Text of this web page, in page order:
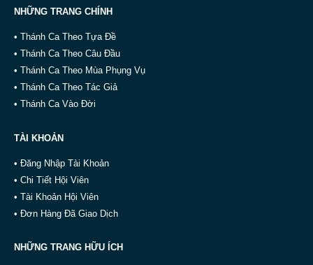
NHỮNG TRANG CHÍNH
• Thánh Ca Theo Tựa Đề
• Thánh Ca Theo Câu Đầu
• Thánh Ca Theo Mùa Phụng Vụ
• Thánh Ca Theo Tác Giả
• Thánh Ca Vào Đời
TÀI KHOẢN
• Đăng Nhập Tài Khoản
• Chi Tiết Hội Viên
• Tài Khoản Hội Viên
• Đơn Hàng Đã Giao Dịch
NHỮNG TRANG HỮU ÍCH